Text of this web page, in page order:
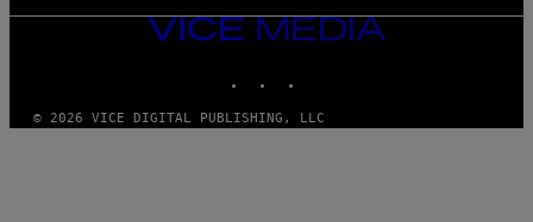
VICE
MEDIA
© 2026 VICE DIGITAL PUBLISHING, LLC